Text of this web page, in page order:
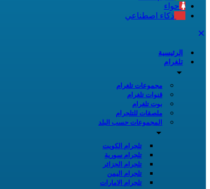
حواء
ذكاء اصطناعي
الرئيسية
تلغرام
مجموعات تلغرام
قنوات تلغرام
بوت تلغرام
ملصقات للتلجرام
المجموعات حسب البلد
تلجرام الكويت
تلجرام سورية
تلجرام الجزائر
تلجرام اليمن
تلجرام الامارات